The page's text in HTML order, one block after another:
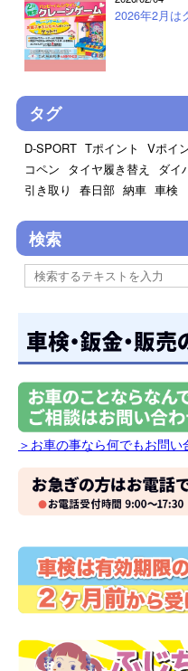
2026年2月は
タグ
D-SPORT Tポイント Vポイ
コペン タイヤ履き替え ダイ
引き取り
春日部 納車 車検
検索
＞お車の事なら何でもお問い